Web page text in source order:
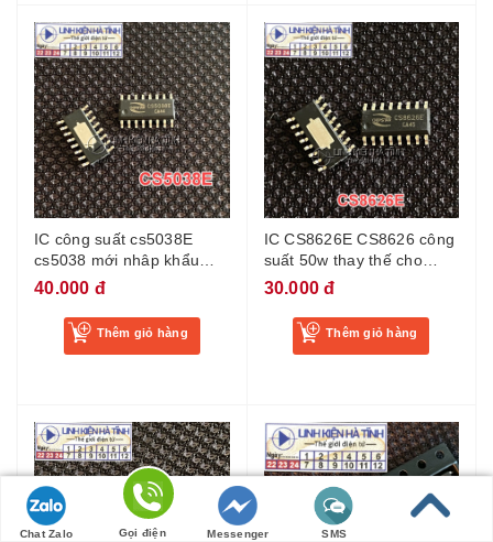
IC công suất cs5038E
cs5038 mới nhâp khẩu
100%
40.000 đ
Thêm giỏ hàng
IC CS8626E CS8626 công
suất 50w thay thế cho
CS8622E 25W và
30.000 đ
Thêm giỏ hàng
Chat Zalo Gọi điện Messenger SMS